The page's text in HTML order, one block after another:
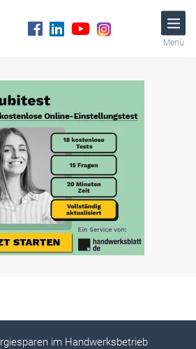
Menü
im Handwerksbetrieb